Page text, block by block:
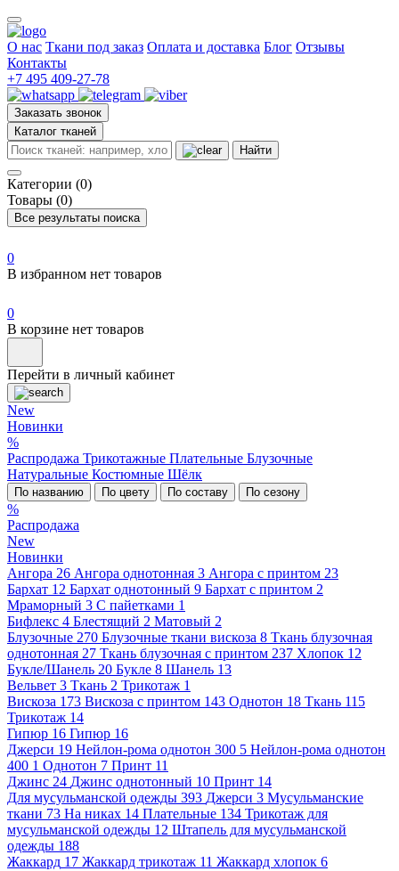
О нас Ткани под заказ Оплата и доставка Блог Отзывы
Контакты
+7 495 409-27-78
Заказать звонок
Каталог тканей
Найти
Категории (0)
Товары (0)
Все результаты поиска
0
В избранном нет товаров
0
В корзине нет товаров
Перейти в личный кабинет
New
Новинки
%
Распродажа Трикотажные Плательные Блузочные
Натуральные Костюмные Шёлк
По названию По цвету По составу По сезону
%
Распродажа
New
Новинки
Ангора 26 Ангора однотонная 3 Ангора с принтом 23
Бархат 12 Бархат однотонный 9 Бархат с принтом 2
Мраморный 3 С пайетками 1
Бифлекс 4 Блестящий 2 Матовый 2
Блузочные 270 Блузочные ткани вискоза 8 Ткань блузочная
однотонная 27 Ткань блузочная с принтом 237 Хлопок 12
Букле/Шанель 20 Букле 8 Шанель 13
Вельвет 3 Ткань 2 Трикотаж 1
Вискоза 173 Вискоза с принтом 143 Однотон 18 Ткань 115
Трикотаж 14
Гипюр 16 Гипюр 16
Джерси 19 Нейлон-рома однотон 300 5 Нейлон-рома однотон
400 1 Однотон 7 Принт 11
Джинс 24 Джинс однотонный 10 Принт 14
Для мусульманской одежды 393 Джерси 3 Мусульманские
ткани 73 На никах 14 Плательные 134 Трикотаж для
мусульманской одежды 12 Штапель для мусульманской
одежды 188
Жаккард 17 Жаккард трикотаж 11 Жаккард хлопок 6